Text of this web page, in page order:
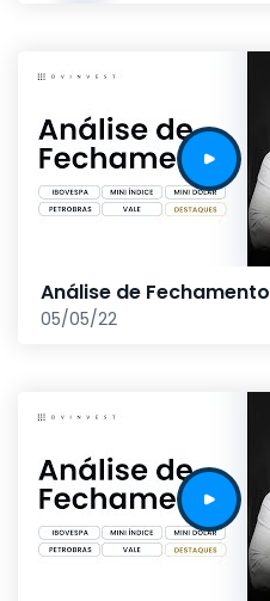
Análise de Fechamento
05/05/22